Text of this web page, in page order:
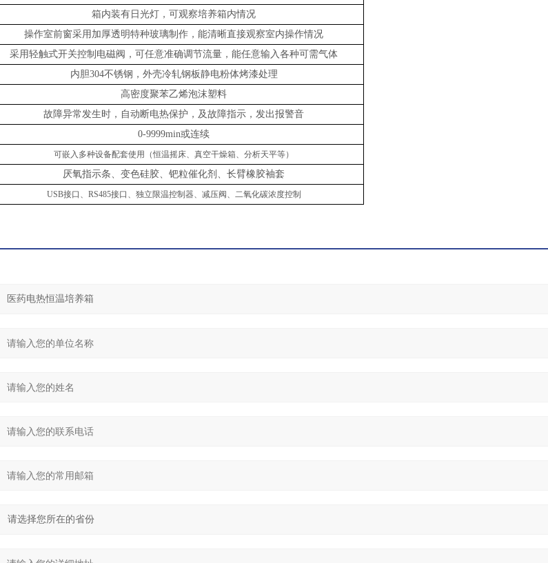
箱内装有日光灯，可观察培养箱内情况
操作室前窗采用加厚透明特种玻璃制作，能清晰直接观察室内操作情况
采用轻触式开关控制电磁阀，可任意准确调节流量，能任意输入各种可需气体
内胆304不锈钢，外壳冷轧钢板静电粉体烤漆处理
高密度聚苯乙烯泡沫塑料
故障异常发生时，自动断电热保护，及故障指示，发出报警音
0-9999min或连续
可嵌入多种设备配套使用（恒温摇床、真空干燥箱、分析天平等）
厌氧指示条、变色硅胶、 钯粒催化剂 、长臂橡胶袖套
USB接口、 RS485接口、 独立限温控制器、 减压阀 、二氧化碳浓度控制